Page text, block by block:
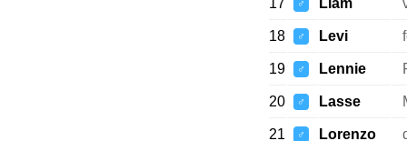
17 ♂ Liam
18 ♂ Levi
19 ♂ Lennie
20 ♂ Lasse
21 ♂ Lorenzo